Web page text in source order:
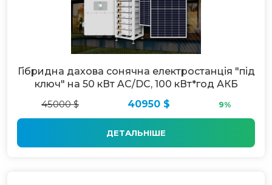
Гібридна дахова сонячна електростанція "під
ключ" на 50 кВт AC/DC, 100 кВт*год АКБ
45000 $
40950 $ 9%
ДЕТАЛЬНІШЕ